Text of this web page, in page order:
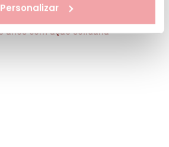
Personalizar